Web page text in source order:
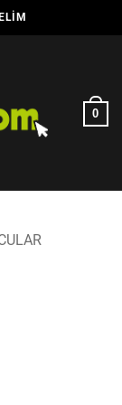
0